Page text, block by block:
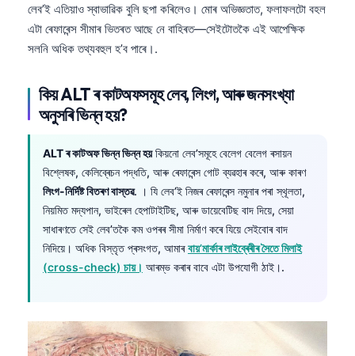
লেব’ই এতিয়াও স্বাভাৱিক বুলি ছপা কৰিলেও। মোৰ অভিজ্ঞতাত, ফলাফলটো বহল
এটা ৰেফাৰেন্স সীমাৰ ভিতৰত আছে নে বাহিৰত—সেইটোতকৈ এই আপেক্ষিক
সলনি অধিক তথ্যবহুল হ’ব পাৰে।.
কিয় ALT ৰ কাটঅফসমূহ লেব, লিংগ, আৰু জনসংখ্যা
অনুসৰি ভিন্ন হয়?
ALT ৰ কাটঅফ ভিন্ন ভিন্ন হয়কিয়নো লেব’সমূহে বেলেগ বেলেগ ৰসায়ন
বিশ্লেষক, কেলিব্ৰেচন পদ্ধতি, আৰু ৰেফাৰেন্স গোট ব্যৱহাৰ কৰে, আৰু কাৰণ
লিংগ-নিৰ্দিষ্ট বিতৰণ বাস্তৱ. । যি লেব’ই নিজৰ ৰেফাৰেন্স নমুনাৰ পৰা স্থূলতা,
নিয়মিত মদ্যপান, ভাইৰেল হেপাটাইটিছ, আৰু ডায়েবেটিছ বাদ দিয়ে, সেয়া
সাধাৰণতে সেই লেব’তকৈ কম ওপৰৰ সীমা নিৰ্মাণ কৰে যিয়ে সেইবোৰ বাদ
নিদিয়ে। অধিক বিস্তৃত প্ৰসংগত, আমাৰবায়’মাৰ্কাৰ লাইব্ৰেৰীৰ সৈতে মিলাই
(cross-check) চায়। আৰম্ভ কৰাৰ বাবে এটা উপযোগী ঠাই।.